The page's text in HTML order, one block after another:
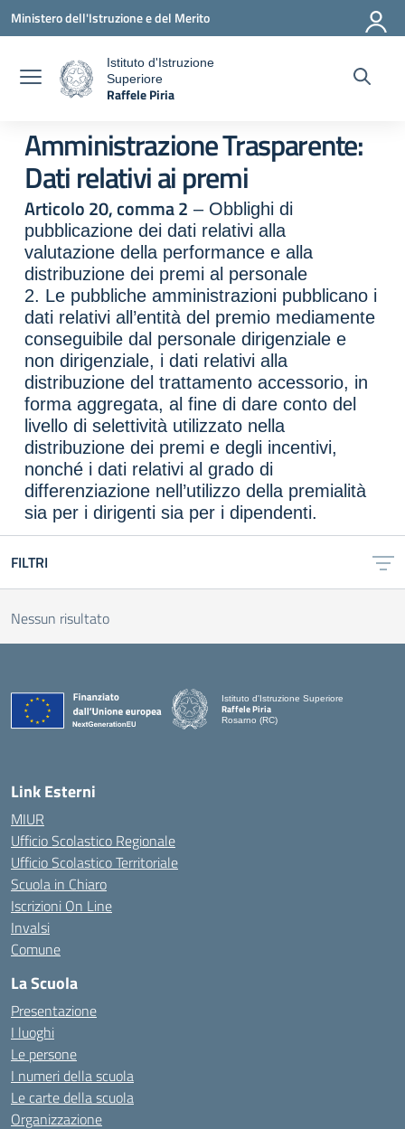
Vai ai contenuti
Vai al menu di navigazione
Vai al footer
Ministero dell'Istruzione e del Merito
Istituto d'Istruzione
Superiore
Raffele Piria
Amministrazione Trasparente:
Dati relativi ai premi
Articolo 20, comma 2 – Obblighi di
pubblicazione dei dati relativi alla
valutazione della performance e alla
distribuzione dei premi al personale
2. Le pubbliche amministrazioni pubblicano i
dati relativi all’entità del premio mediamente
conseguibile dal personale dirigenziale e
non dirigenziale, i dati relativi alla
distribuzione del trattamento accessorio, in
forma aggregata, al fine di dare conto del
livello di selettività utilizzato nella
distribuzione dei premi e degli incentivi,
nonché i dati relativi al grado di
differenziazione nell’utilizzo della premialità
sia per i dirigenti sia per i dipendenti.
FILTRI
Nessun risultato
Istituto d'Istruzione Superiore
Raffele Piria
Rosarno (RC)
Link Esterni
MIUR
Ufficio Scolastico Regionale
Ufficio Scolastico Territoriale
Scuola in Chiaro
Iscrizioni On Line
Invalsi
Comune
La Scuola
Presentazione
I luoghi
Le persone
I numeri della scuola
Le carte della scuola
Organizzazione